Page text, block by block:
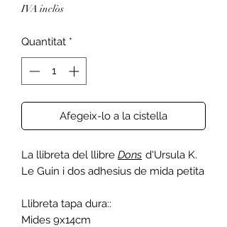
IVA inclòs
Quantitat *
Afegeix-lo a la cistella
La llibreta del llibre Dons d'Ursula K.
Le Guin i dos adhesius de mida petita
Llibreta tapa dura::
Mides 9x14cm